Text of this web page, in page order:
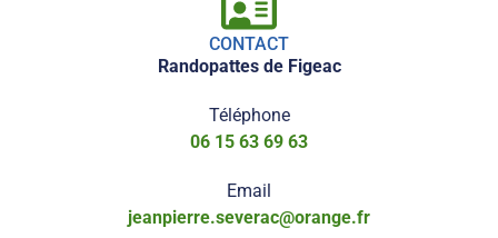
CONTACT
Randopattes de Figeac
Téléphone
06 15 63 69 63
Email
jeanpierre.severac@orange.fr